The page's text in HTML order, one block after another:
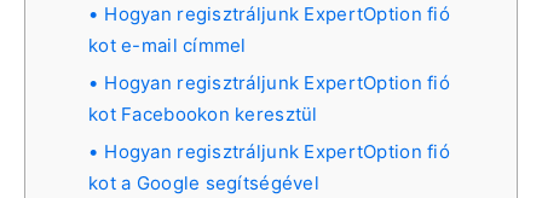
Hogyan regisztráljunk ExpertOption fió
kot e-mail címmel
Hogyan regisztráljunk ExpertOption fió
kot Facebookon keresztül
Hogyan regisztráljunk ExpertOption fió
kot a Google segítségével